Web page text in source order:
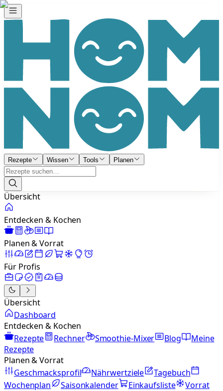
Rezepte Wissen Tools Planen
Übersicht
Entdecken & Kochen
Planen & Vorrat
Für Profis
Übersicht
Dashboard
Entdecken & Kochen
Rezepte
Rechner Smoothie-Mixer Blog
Meine
Rezepte
Planen & Vorrat
Geschmacksprofil
Nährwertziele
Tagebuch
Wochenplan
Saisonkalender Einkaufsliste
Vorrat